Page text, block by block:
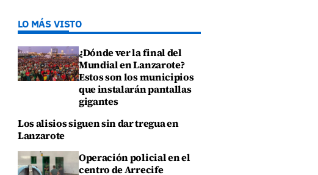
LO MÁS VISTO
¿Dónde ver la final del
Mundial en Lanzarote?
Estos son los municipios
que instalarán pantallas
gigantes
Los alisios siguen sin dar tregua en
Lanzarote
Operación policial en el
centro de Arrecife